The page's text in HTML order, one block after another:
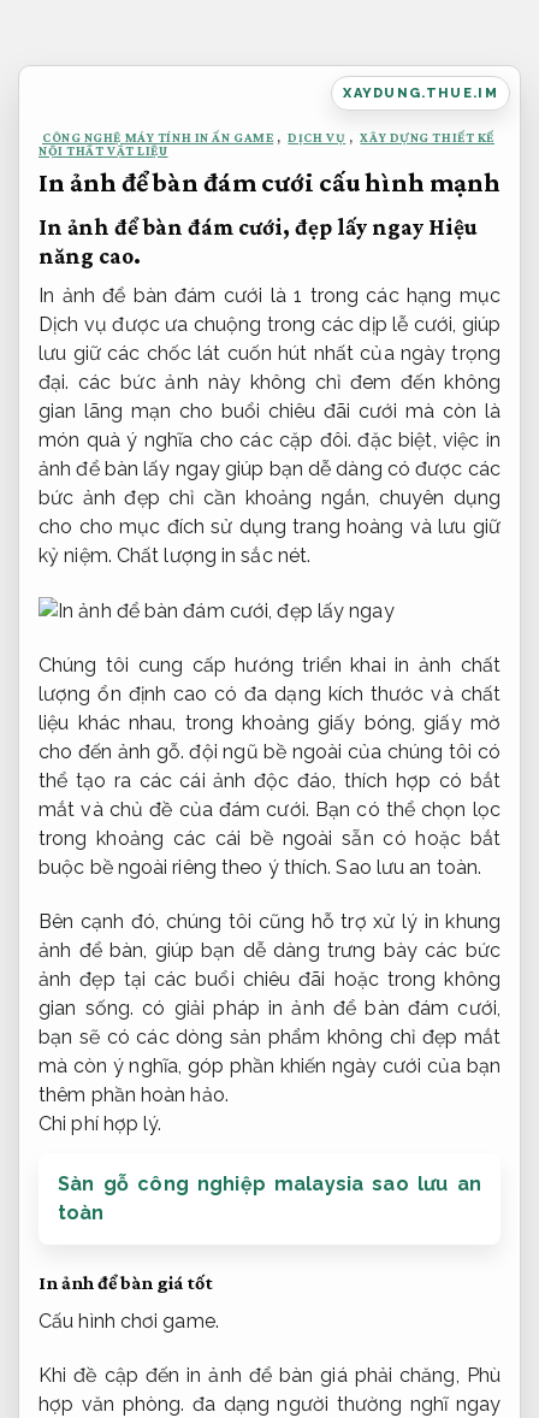
nội
XAYDUNG.THUE.IM
CÔNG NGHỆ MÁY TÍNH IN ẤN GAME , DỊCH VỤ , XÂY DỰNG THIẾT KẾ
NỘI THẤT VẬT LIỆU
In ảnh để bàn đám cưới cấu hình mạnh
In ảnh để bàn đám cưới, đẹp lấy ngay Hiệu
năng cao.
In ảnh để bàn đám cưới là 1 trong các hạng mục
Dịch vụ được ưa chuộng trong các dịp lễ cưới, giúp
lưu giữ các chốc lát cuốn hút nhất của ngày trọng
đại. các bức ảnh này không chỉ đem đến không
gian lãng mạn cho buổi chiêu đãi cưới mà còn là
món quà ý nghĩa cho các cặp đôi. đặc biệt, việc in
ảnh để bàn lấy ngay giúp bạn dễ dàng có được các
bức ảnh đẹp chỉ cần khoảng ngắn, chuyên dụng
cho cho mục đích sử dụng trang hoàng và lưu giữ
kỷ niệm. Chất lượng in sắc nét.
Chúng tôi cung cấp hướng triển khai in ảnh chất
lượng ổn định cao có đa dạng kích thước và chất
liệu khác nhau, trong khoảng giấy bóng, giấy mờ
cho đến ảnh gỗ. đội ngũ bề ngoài của chúng tôi có
thể tạo ra các cái ảnh độc đáo, thích hợp có bắt
mắt và chủ đề của đám cưới. Bạn có thể chọn lọc
trong khoảng các cái bề ngoài sẵn có hoặc bắt
buộc bề ngoài riêng theo ý thích.Sao lưu an toàn.
Bên cạnh đó, chúng tôi cũng hỗ trợ xử lý in khung
ảnh để bàn, giúp bạn dễ dàng trưng bày các bức
ảnh đẹp tại các buổi chiêu đãi hoặc trong không
gian sống. có giải pháp in ảnh để bàn đám cưới,
bạn sẽ có các dòng sản phẩm không chỉ đẹp mắt
mà còn ý nghĩa, góp phần khiến ngày cưới của bạn
thêm phần hoàn hảo.
Chi phí hợp lý.
Sàn gỗ công nghiệp malaysia sao lưu an
toàn
In ảnh để bàn giá tốt
Cấu hình chơi game.
Khi đề cập đến in ảnh để bàn giá phải chăng, Phù
hợp văn phòng. đa dạng người thường nghĩ ngay